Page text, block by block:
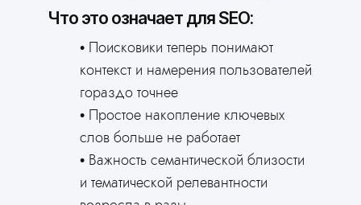
Что это означает для SEO:
Поисковики теперь понимают
контекст и намерения пользователей
гораздо точнее
Простое накопление ключевых
слов больше не работает
Важность семантической близости
и тематической релевантности